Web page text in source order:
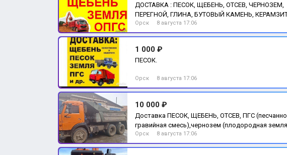
ДОСТАВКА : ПЕСОК, ЩЕБЕНЬ, ОТСЕВ, ЧЕРНОЗЕМ,
ПЕРЕГНОЙ, ГЛИНА, БУТОВЫЙ КАМЕНЬ,
Орск 8 августа 17:06
1 000 ₽
ПЕСОК.
Орск 8 августа 17:06
10 000 ₽
Доставка ПЕСОК, ЩЕБЕНЬ, ОТСЕВ, ПГС (песчанно
гравийная смесь),чернозем (плодородная
Перегной
Орск 8 августа 17:06